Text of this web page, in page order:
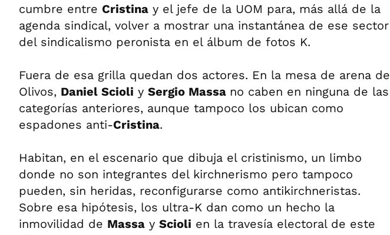
cumbre entre Cristina y el jefe de la UOM para, más allá de la
agenda sindical, volver a mostrar una instantánea de ese sector
del sindicalismo peronista en el álbum de fotos K.
Fuera de esa grilla quedan dos actores. En la mesa de arena de
Olivos, Daniel Scioli y Sergio Massa no caben en ninguna de las
categorías anteriores, aunque tampoco los ubican como
espadones anti-Cristina.
Habitan, en el escenario que dibuja el cristinismo, un limbo
donde no son integrantes del kirchnerismo pero tampoco
pueden, sin heridas, reconfigurarse como antikirchneristas.
Sobre esa hipótesis, los ultra-K dan como un hecho la
inmovilidad de Massa y Scioli en la travesía electoral de este